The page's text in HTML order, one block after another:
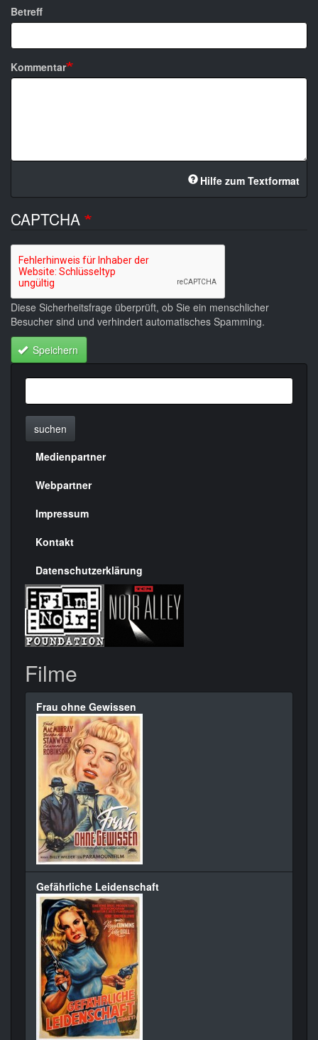
Betreff
Kommentar
Hilfe zum Textformat
CAPTCHA
Diese Sicherheitsfrage überprüft, ob Sie ein menschlicher
Besucher sind und verhindert automatisches Spamming.
Speichern
suchen
Menülinks
rechte
Seite
Medienpartner
Webpartner
Impressum
Kontakt
Datenschutzerklärung
Filme
Frau ohne Gewissen
Gefährliche Leidenschaft